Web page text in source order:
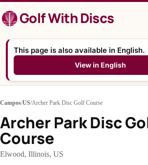
al
contenidoGolf With Discs
This page is also available in English.
View in English
Campos/US/Archer Park Disc Golf Course
Archer Park Disc
Course
Elwood, Illinois, US